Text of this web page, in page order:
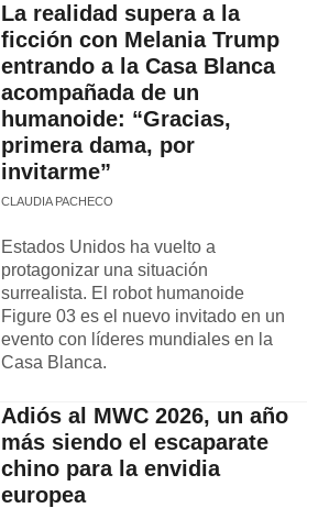
La realidad supera a la
ficción con Melania Trump
entrando a la Casa Blanca
acompañada de un
humanoide: “Gracias,
primera dama, por
invitarme”
CLAUDIA PACHECO
Estados Unidos ha vuelto a
protagonizar una situación
surrealista. El robot humanoide
Figure 03 es el nuevo invitado en un
evento con líderes mundiales en la
Casa Blanca.
Adiós al MWC 2026, un año
más siendo el escaparate
chino para la envidia
europea